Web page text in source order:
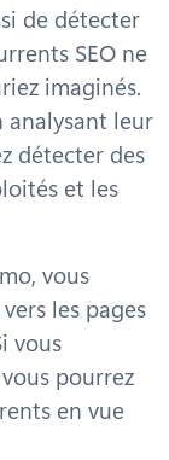
de détecter
SEO ne
imaginés.
analysant leur
détecter des
et les
vous
les pages
vous
pourrez
en vue